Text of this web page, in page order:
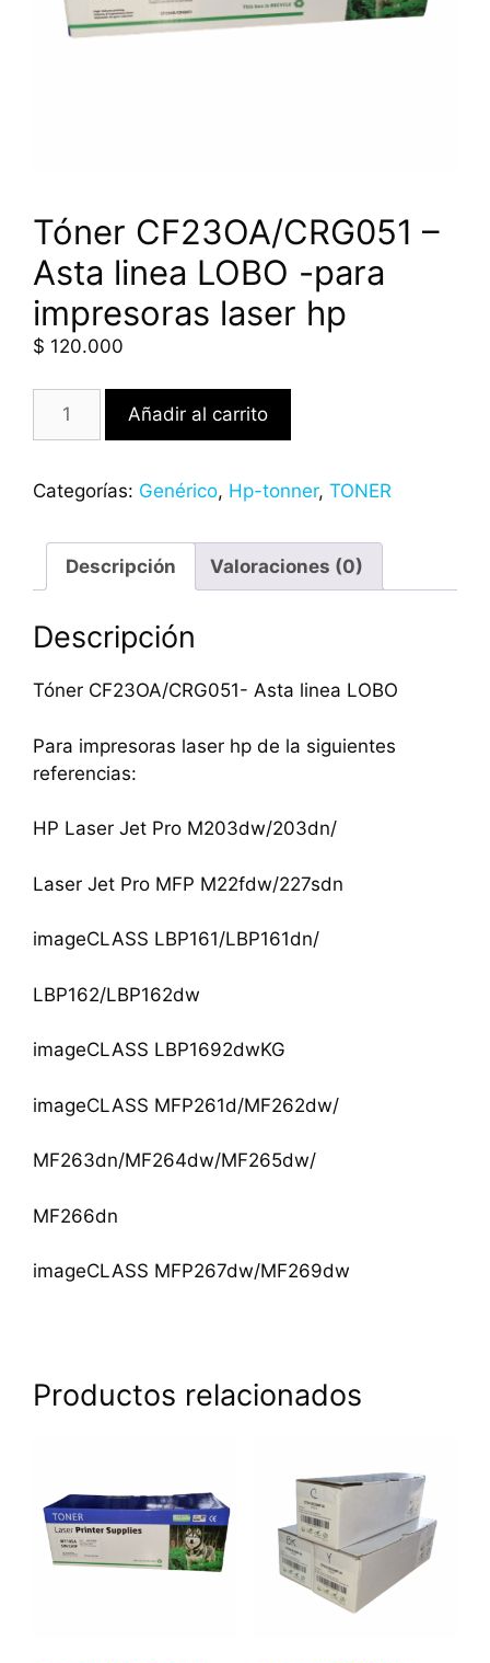
Tóner CF23OA/CRG051 –
Asta linea LOBO -para
impresoras laser hp
$ 120.000
Añadir al carrito
Categorías: Genérico, Hp-tonner, TONER
Descripción Valoraciones (0)
Descripción
Tóner CF23OA/CRG051- Asta linea LOBO
Para impresoras laser hp de la siguientes
referencias:
HP Laser Jet Pro M203dw/203dn/
Laser Jet Pro MFP M22fdw/227sdn
imageCLASS LBP161/LBP161dn/
LBP162/LBP162dw
imageCLASS LBP1692dwKG
imageCLASS MFP261d/MF262dw/
MF263dn/MF264dw/MF265dw/
MF266dn
imageCLASS MFP267dw/MF269dw
Productos relacionados